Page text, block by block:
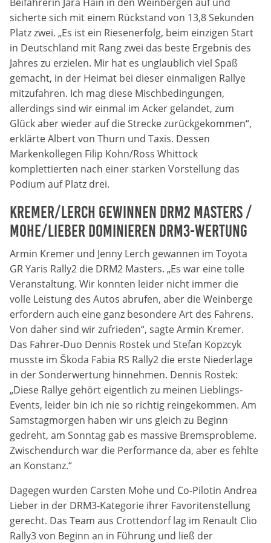
sicherte sich mit einem Rückstand von 13,8 Sekunden
Platz zwei. „Es ist ein Riesenerfolg, beim einzigen Start
in Deutschland mit Rang zwei das beste Ergebnis des
Jahres zu erzielen. Mir hat es unglaublich viel Spaß
gemacht, in der Heimat bei dieser einmaligen Rallye
mitzufahren. Ich mag diese Mischbedingungen,
allerdings sind wir einmal im Acker gelandet, zum
Glück aber wieder auf die Strecke zurückgekommen“,
erklärte Albert von Thurn und Taxis. Dessen
Markenkollegen Filip Kohn/Ross Whittock
komplettierten nach einer starken Vorstellung das
Podium auf Platz drei.
Kremer/Lerch gewinnen DRM2 Masters /
Mohe/Lieber dominieren DRM3-Wertung
Armin Kremer und Jenny Lerch gewannen im Toyota
GR Yaris Rally2 die DRM2 Masters. „Es war eine tolle
Veranstaltung. Wir konnten leider nicht immer die
volle Leistung des Autos abrufen, aber die Weinberge
erfordern auch eine ganz besondere Art des Fahrens.
Von daher sind wir zufrieden“, sagte Armin Kremer.
Das Fahrer-Duo Dennis Rostek und Stefan Kopzcyk
musste im Škoda Fabia RS Rally2 die erste Niederlage
in der Sonderwertung hinnehmen. Dennis Rostek:
„Diese Rallye gehört eigentlich zu meinen Lieblings-
Events, leider bin ich nie so richtig reingekommen. Am
Samstagmorgen haben wir uns gleich zu Beginn
gedreht, am Sonntag gab es massive Bremsprobleme.
Zwischendurch war die Performance da, aber es fehlte
an Konstanz.“
Dagegen wurden Carsten Mohe und Co-Pilotin Andrea
Lieber in der DRM3-Kategorie ihrer Favoritenstellung
gerecht. Das Team aus Crottendorf lag im Renault Clio
Rally3 von Beginn an in Führung und ließ der
Einstellungen.
Cookie Laufzeit:
12 Monate
Statistiken
Cookies, die der Sammlung von Informationen und
Erstellung von Berichten über die Website-
Nutzungsstatistik dienen, ohne dass einzelne
Besucher persönlich identifiziert werden können.
Google Analytics
Name:
_gat, _ga, _gid
Anbieter:
Google LLC
Diese Cookies dienen zur Erhebung von Statistiken zur
Website-Nutzung.
Cookie Laufzeit:
24 Monate
Medien & externe Dienste
Um Inhalte von Videoplattformen und weiteren externen
Diensten anzeigen zu können, werden von diesen ggf.
Cookies gesetzt. Die Einbindung kann bei Bedarf einzeln
YouTube
Anbieter:
Google LLC